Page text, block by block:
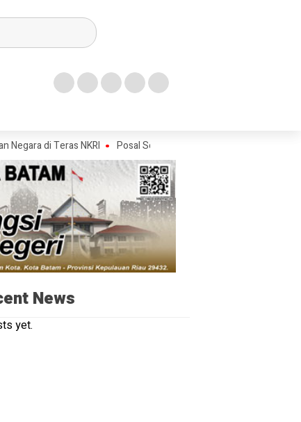
di Teras NKRI Posal Selatpanjang Gelar Aksi Sosial di Kampung
News
yet.